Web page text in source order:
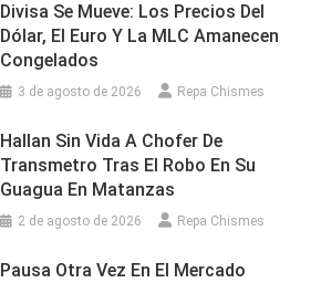
Divisa Se Mueve: Los Precios Del
Dólar, El Euro Y La MLC Amanecen
Congelados
3 de agosto de 2026 Repa Chismes
Hallan Sin Vida A Chofer De
Transmetro Tras El Robo En Su
Guagua En Matanzas
2 de agosto de 2026 Repa Chismes
Pausa Otra Vez En El Mercado